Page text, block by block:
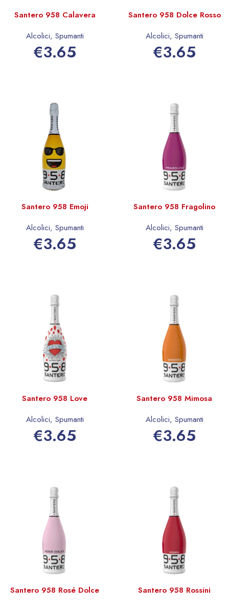
Santero 958 Calavera
Alcolici, Spumanti
€3.65
Santero 958 Dolce Rosso
Alcolici, Spumanti
€3.65
Santero 958 Emoji
Alcolici, Spumanti
€3.65
Santero 958 Fragolino
Alcolici, Spumanti
€3.65
Santero 958 Love
Alcolici, Spumanti
€3.65
Santero 958 Mimosa
Alcolici, Spumanti
€3.65
Santero 958 Rosé Dolce
Santero 958 Rossini